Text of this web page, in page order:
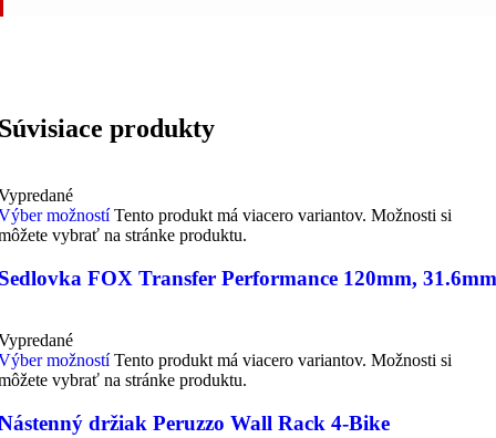
produkty
možností Tento produkt má viacero variantov. Možnosti si
vybrať na stránke produktu.
FOX Transfer Performance 120mm, 31.6mm
možností Tento produkt má viacero variantov. Možnosti si
vybrať na stránke produktu.
držiak Peruzzo Wall Rack 4-Bike